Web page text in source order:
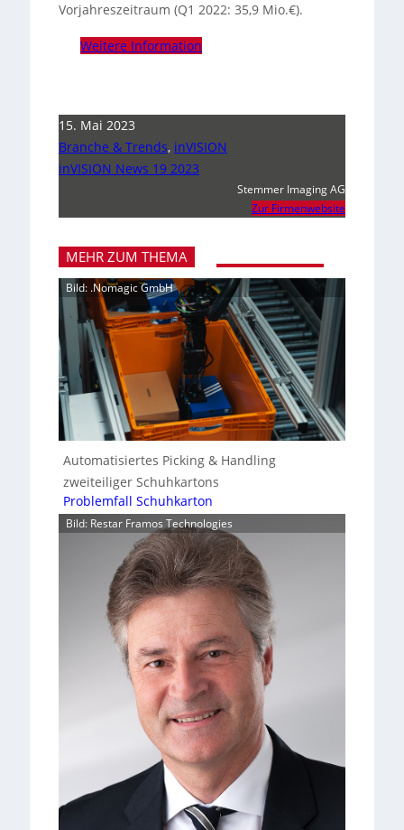
Vorjahreszeitraum (Q1 2022: 35,9 Mio.€).
Weitere Information
15. Mai 2023
Branche & Trends, inVISION
inVISION News 19 2023
Stemmer Imaging AG
Zur Firmenwebsite
MEHR ZUM THEMA
Bild: .Nomagic GmbH
Automatisiertes Picking & Handling
zweiteiliger Schuhkartons
Problemfall Schuhkarton
Bild: Restar Framos Technologies